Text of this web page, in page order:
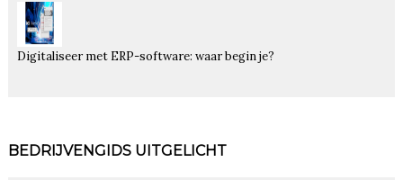
Digitaliseer met ERP-software: waar begin je?
BEDRIJVENGIDS UITGELICHT